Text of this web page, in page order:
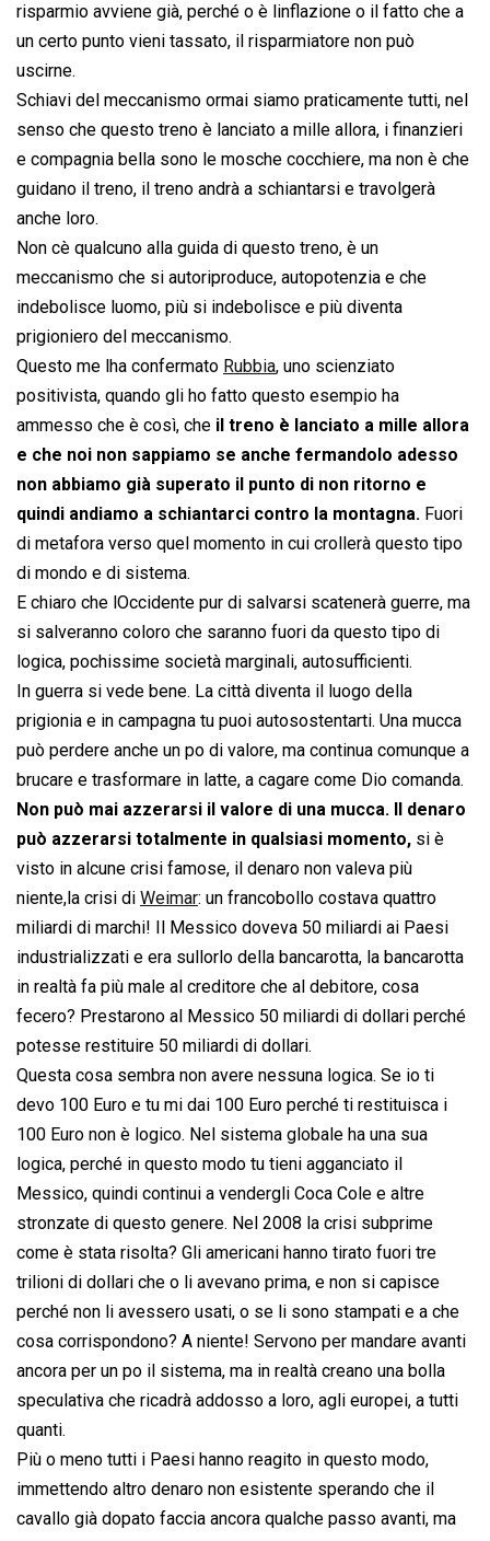
risparmio avviene già, perché o è linflazione o il fatto che a
un certo punto vieni tassato, il risparmiatore non può
uscirne.
Schiavi del meccanismo ormai siamo praticamente tutti, nel
senso che questo treno è lanciato a mille allora, i finanzieri
e compagnia bella sono le mosche cocchiere, ma non è che
guidano il treno, il treno andrà a schiantarsi e travolgerà
anche loro.
Non cè qualcuno alla guida di questo treno, è un
meccanismo che si autoriproduce, autopotenzia e che
indebolisce luomo, più si indebolisce e più diventa
prigioniero del meccanismo.
Questo me lha confermato Rubbia, uno scienziato
positivista, quando gli ho fatto questo esempio ha
ammesso che è così, che il treno è lanciato a mille allora
e che noi non sappiamo se anche fermandolo adesso
non abbiamo già superato il punto di non ritorno e
quindi andiamo a schiantarci contro la montagna. Fuori
di metafora verso quel momento in cui crollerà questo tipo
di mondo e di sistema.
E chiaro che lOccidente pur di salvarsi scatenerà guerre, ma
si salveranno coloro che saranno fuori da questo tipo di
logica, pochissime società marginali, autosufficienti.
In guerra si vede bene. La città diventa il luogo della
prigionia e in campagna tu puoi autosostentarti. Una mucca
può perdere anche un po di valore, ma continua comunque a
brucare e trasformare in latte, a cagare come Dio comanda.
Non può mai azzerarsi il valore di una mucca. Il denaro
può azzerarsi totalmente in qualsiasi momento, si è
visto in alcune crisi famose, il denaro non valeva più
niente,la crisi di Weimar: un francobollo costava quattro
miliardi di marchi! Il Messico doveva 50 miliardi ai Paesi
industrializzati e era sullorlo della bancarotta, la bancarotta
in realtà fa più male al creditore che al debitore, cosa
fecero? Prestarono al Messico 50 miliardi di dollari perché
potesse restituire 50 miliardi di dollari.
Questa cosa sembra non avere nessuna logica. Se io ti
devo 100 Euro e tu mi dai 100 Euro perché ti restituisca i
100 Euro non è logico. Nel sistema globale ha una sua
logica, perché in questo modo tu tieni agganciato il
Messico, quindi continui a vendergli Coca Cole e altre
stronzate di questo genere. Nel 2008 la crisi subprime
come è stata risolta? Gli americani hanno tirato fuori tre
trilioni di dollari che o li avevano prima, e non si capisce
perché non li avessero usati, o se li sono stampati e a che
cosa corrispondono? A niente! Servono per mandare avanti
ancora per un po il sistema, ma in realtà creano una bolla
speculativa che ricadrà addosso a loro, agli europei, a tutti
quanti.
Più o meno tutti i Paesi hanno reagito in questo modo,
immettendo altro denaro non esistente sperando che il
cavallo già dopato faccia ancora qualche passo avanti, ma